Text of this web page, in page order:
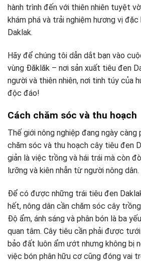
hành trình đến với thiên nhiên tuyệt
khám phá và trải nghiệm hương vị
Daklak.
Hãy để chúng tôi dẫn dắt bạn vào
vùng Đăklăk – nơi sản xuất tiêu đen
người và thiên nhiên, nơi tinh túy của
độc đáo!
Cách chăm sóc và thu hoạch
Thế giới nông nghiệp đang ngày càng
chăm sóc và thu hoạch cây tiêu đen
giản là việc trồng và hái trái mà còn
lưỡng và kiên nhẫn từ người nông dân.
Để có được những trái tiêu đen
hết, nông dân cần chăm sóc cây
Độ ẩm, ánh sáng và phân bón là ba
quan tâm. Cây tiêu cần phải được
bảo đất luôn ẩm ướt nhưng không bị
việc bón phân hữu cơ cũng đóng vai